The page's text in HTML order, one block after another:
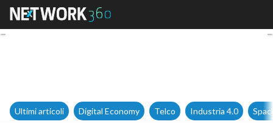
Assicurazione di viaggio
Ultimi articoli Digital Economy Telco Industria 4.0